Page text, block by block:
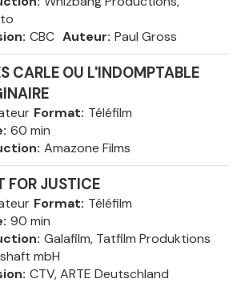
CBC Auteur Paul Gross
CARLE OU L'INDOMPTABLE
Format Téléfilm
60 min
Amazone Films
FOR JUSTICE
Format Téléfilm
90 min
Galafilm, Tatfilm Produktions
mbH
CTV, ARTE Deutschland